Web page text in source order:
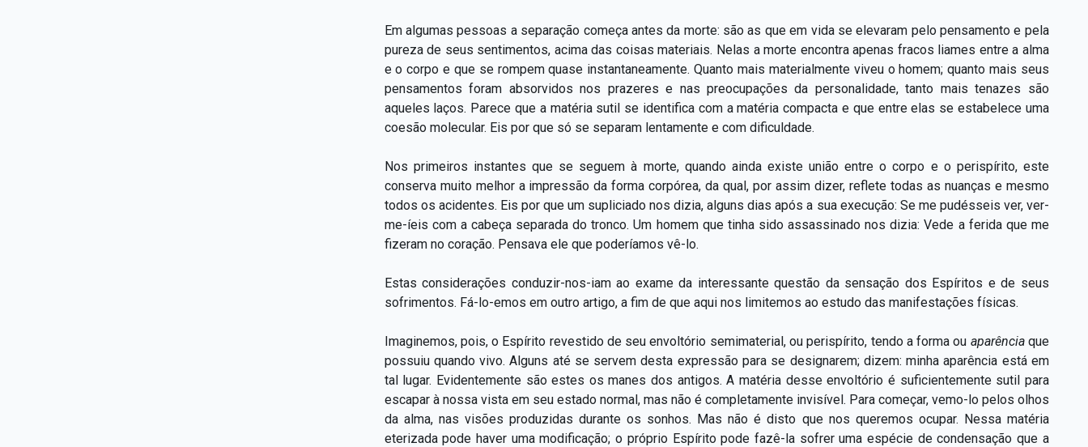
Em algumas pessoas a separação começa antes da morte: são as que em vida se elevaram pelo pensamento e pela
pureza de seus sentimentos, acima das coisas materiais. Nelas a morte encontra apenas fracos liames entre a alma
e o corpo e que se rompem quase instantaneamente. Quanto mais materialmente viveu o homem; quanto mais seus
pensamentos foram absorvidos nos prazeres e nas preocupações da personalidade, tanto mais tenazes são
aqueles laços. Parece que a matéria sutil se identifica com a matéria compacta e que entre elas se estabelece uma
coesão molecular. Eis por que só se separam lentamente e com dificuldade.
Nos primeiros instantes que se seguem à morte, quando ainda existe união entre o corpo e o perispírito, este
conserva muito melhor a impressão da forma corpórea, da qual, por assim dizer, reflete todas as nuanças e mesmo
todos os acidentes. Eis por que um supliciado nos dizia, alguns dias após a sua execução: Se me pudésseis ver, ver-
me-íeis com a cabeça separada do tronco. Um homem que tinha sido assassinado nos dizia: Vede a ferida que me
fizeram no coração. Pensava ele que poderíamos vê-lo.
Estas considerações conduzir-nos-iam ao exame da interessante questão da sensação dos Espíritos e de seus
sofrimentos. Fá-lo-emos em outro artigo, a fim de que aqui nos limitemos ao estudo das manifestações físicas.
Imaginemos, pois, o Espírito revestido de seu envoltório semimaterial, ou perispírito, tendo a forma ou aparência que
possuiu quando vivo. Alguns até se servem desta expressão para se designarem; dizem: minha aparência está em
tal lugar. Evidentemente são estes os manes dos antigos. A matéria desse envoltório é suficientemente sutil para
escapar à nossa vista em seu estado normal, mas não é completamente invisível. Para começar, vemo-lo pelos olhos
da alma, nas visões produzidas durante os sonhos. Mas não é disto que nos queremos ocupar. Nessa matéria
eterizada pode haver uma modificação; o próprio Espírito pode fazê-la sofrer uma espécie de condensação que a